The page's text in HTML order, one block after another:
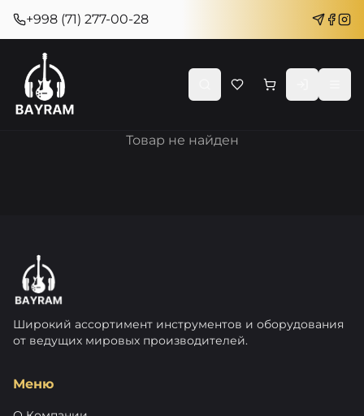
+998 (71) 277-00-28
Товар не найден
Широкий ассортимент инструментов и оборудования
от ведущих мировых производителей.
Меню